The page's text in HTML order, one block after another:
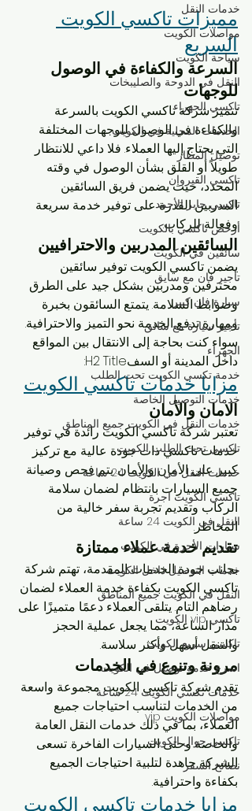
خدمات النقل
مواصلات الكويت
سياحة الكويت
النقل في الدوحة والصليبخات
تاكسي الجهراء
الخدمات المحلية في الكويت
توصيل المطار
تاكسي القيروان
تاكسي جابر الأحمد
أرخص تاكسي بالكويت
سائقين في الكويت
تأجير فان مع سايق
سيارة فان كبير
تأجير سيارة مع سائق
الجهراء
خدمة تكسي الكويت تحت الطلب
خدمات التوصيل الخاصة
خدمات النقل في الكويت جميع المناطق
تاكسي تحت الطلب الكويت
خدمات النقل في الكويت 24 ساعة
تاكسي الكويت اجرة
النقل في الكويت 24 ساعة
سيارات الأجرة في الكويت
خدمات التوصيل داخل الكويت
النقل في الكويت جميع المناطق
تاكسي vip الكويت
تاكسي سريع الكويت
اسرع خدمة توصيل في الكويت
خدمات تكسي الكويت 24 ساعة
مواصلات الكويت vip
تاكسي جوال الكويت
نصائح السفر
مميزات تاكسي الكويت
السريع
السرعة والكفاءة في الوصول
للوجهات
تتميز شركة تاكسي الكويت بالسرعة
والكفاءة في الوصول للوجهات المختلفة
التي يحتاج إليها العملاء. فلا داعي للانتظار
طويلاً أو القلق بشأن الوصول في وقته
المحدد، حيث يضمن فريق السائقين
المدربين القدرة على توفير خدمة سريعة
وفعالة للركاب.
السائقين المدربين والاحترافيين
يضمن تاكسي الكويت توفير سائقين
محترفين ومدربين بشكل جيد على الطرق
وضوابط السلامة. يتمتع السائقون بخبرة
ومهارة تدفع الخدمة نحو التميز والاحترافية.
سواء كنت بحاجة إلى الانتقال بين المواقع
داخل المدينة أو السفH2 Title:
مزايا خدمات تاكسي الكويت
الامان والأمان
تعتبر شركة تاكسي الكويت رائدة في توفير
خدمات تاكسي ذات جودة عالية مع تركيز
كبير على الأمان والأمان. يتم فحص وصيانة
جميع السيارات بانتظام لضمان سلامة
الركاب وتقديم تجربة سفر خالية من
المخاطر.
تقديم خدمة عملاء ممتازة
بجانب جودة الخدمات المقدمة، تهتم شركة
تاكسي الكويت بكفاءة خدمة العملاء لضمان
رضاهم التام. يتلقى العملاء دعمًا متميزًا على
مدار الساعة، مما يجعل عملية الحجز
والتنقل أسهل وأكثر سلاسة.
مرونة وتنوع في الخدمات
تقدم شركة تاكسي الكويت مجموعة واسعة
من الخدمات لتناسب احتياجات جميع
العملاء، بما في ذلك خدمات النقل العامة
والخاصة وحتى السيارات الفاخرة. تسعى
الشركة جاهدة لتلبية احتياجات الجميع
بكفاءة واحترافية.
مزايا خدمات تاكسي الكويت